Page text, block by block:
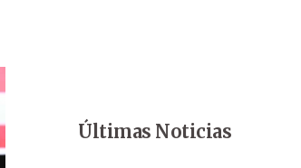
Últimas Noticias